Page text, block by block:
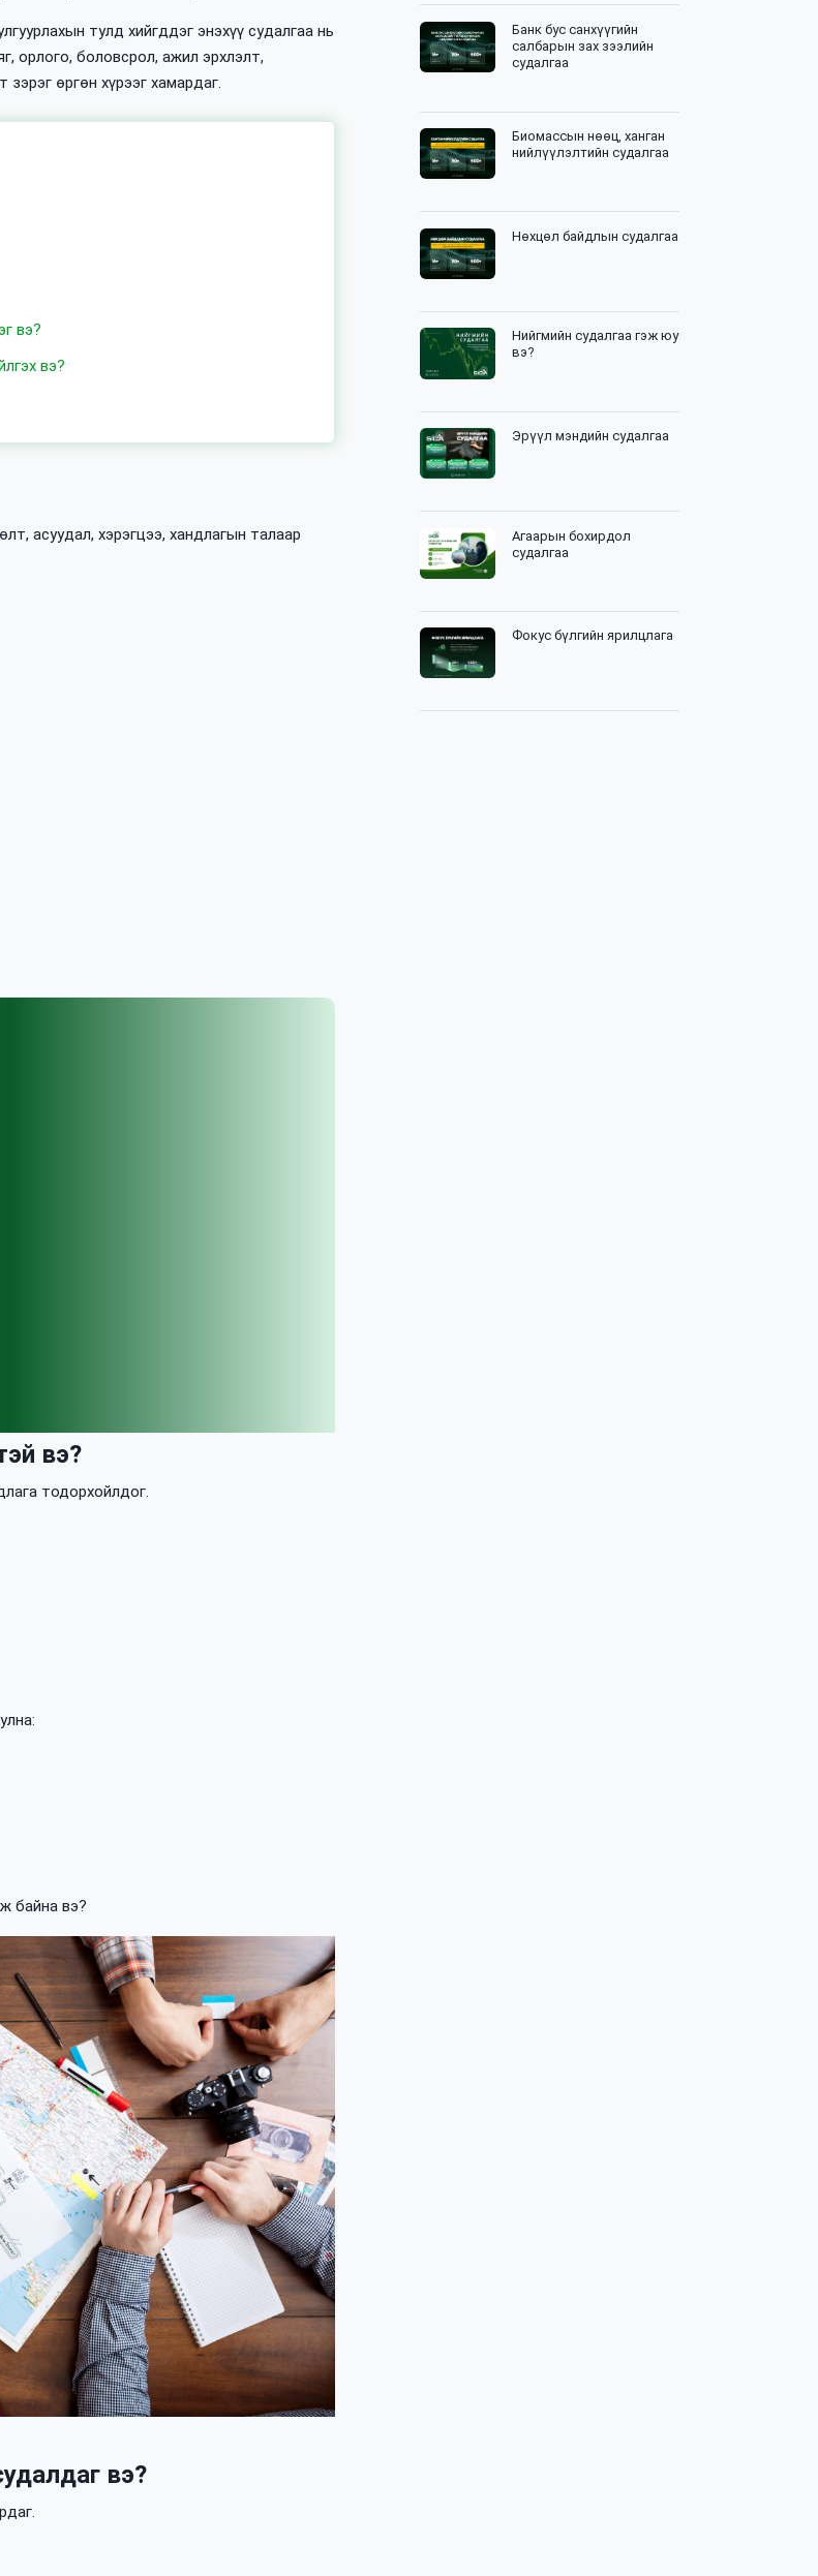
тулд хийгддэг энэхүү судалгаа нь
орлого, боловсрол, ажил эрхлэлт,
өргөн хүрээг хамардаг.
вэ?
вэ?
асуудал, хэрэгцээ, хандлагын талаар
вэ?
тодорхойлдог.
байна вэ?
вэ?
Банк бус санхүүгийн
салбарын зах зээлийн
судалгаа
Биомассын нөөц, ханган
нийлүүлэлтийн судалгаа
Нөхцөл байдлын судалгаа
Нийгмийн судалгаа гэж юу
вэ?
Эрүүл мэндийн судалгаа
Агаарын бохирдол
судалгаа
Фокус бүлгийн ярилцлага